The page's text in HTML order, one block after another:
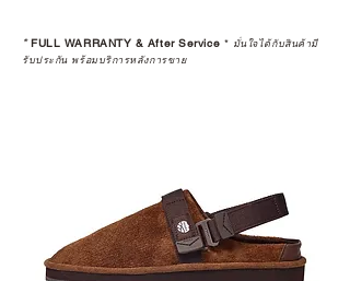
*FULL WARRANTY & After Service * มั่นใจได้กับสินค้ามี
รับประกัน พร้อมบริการหลังการขาย